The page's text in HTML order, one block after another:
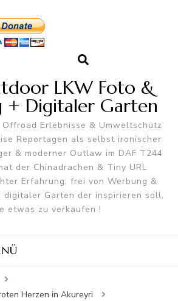
LKW Foto &
+ Digitaler Garten
Erlebnisse & Umweltschutz
Reportagen als selbst ironischer
& moderner Outlaw im DAF T244
der Chinadrachen & Tiny URL
Erfahrung, frei von Werbung &
digitaler Garten der inspirieren soll,
etwas zu verkaufen !
Herzen in Akureyri